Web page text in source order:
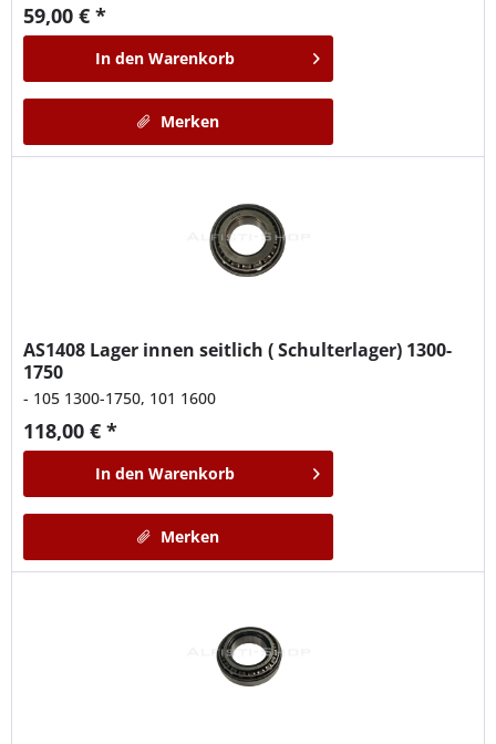
59,00 € *
In den Warenkorb
Merken
AS1408 Lager innen seitlich ( Schulterlager) 1300-
1750
- 105 1300-1750, 101 1600
118,00 € *
In den Warenkorb
Merken